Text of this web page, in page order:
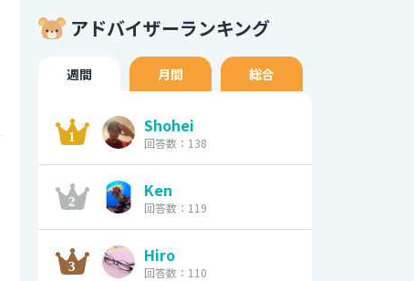
アドバイザーランキング
週間 月間 総合
Shohei
回答数：138
Ken
回答数：119
Hiro
回答数：110